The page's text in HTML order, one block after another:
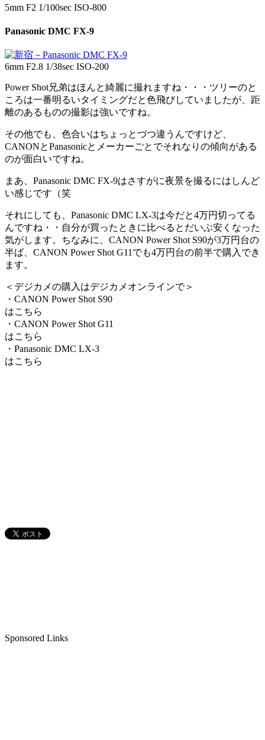
5mm F2 1/100sec ISO-800
Panasonic DMC FX-9
6mm F2.8 1/38sec ISO-200
Power Shot兄弟はほんと綺麗に撮れますね・・・ツリーのと
ころは一番明るいタイミングだと色飛びしていましたが、距
離のあるものの撮影は強いですね。
その他でも、色合いはちょっとづつ違うんですけど、
CANONとPanasonicとメーカーごとでそれなりの傾向がある
のが面白いですね。
まあ、Panasonic DMC FX-9はさすがに夜景を撮るにはしんど
い感じです（笑
それにしても、Panasonic DMC LX-3は今だと4万円切ってる
んですね・・自分が買ったときに比べるとだいぶ安くなった
気がします。ちなみに、CANON Power Shot S90が3万円台の
半ば、CANON Power Shot G11でも4万円台の前半で購入でき
ます。
＜デジカメの購入はデジカメオンラインで＞
・CANON Power Shot S90
はこちら
・CANON Power Shot G11
はこちら
・Panasonic DMC LX-3
はこちら
Sponsored Links